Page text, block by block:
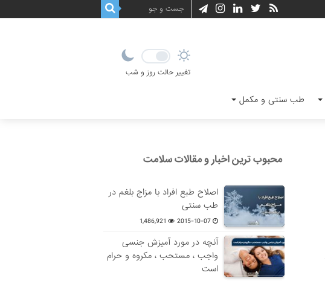
تغییر حالت روز و شب
طب سنتی و مکمل
محبوب ترین اخبار و مقالات سلامت
اصلاح طبع افراد با مزاج بلغم در
طب سنتی
2015-10-07
1,486,921
آنچه در مورد آمیزش جنسی
واجب ، مستحب ، مکروه و حرام
است